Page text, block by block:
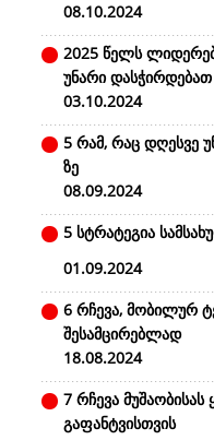
08.10.2024
2025 წელს
უნარი დასჭირდებათ
03.10.2024
5 რამ, რაც დღესვე
ზე
08.09.2024
5 სტრატეგია
01.09.2024
6 რჩევა, მობილურ
შესამცირებლად
18.08.2024
7 რჩევა
გაფანტვისთვის